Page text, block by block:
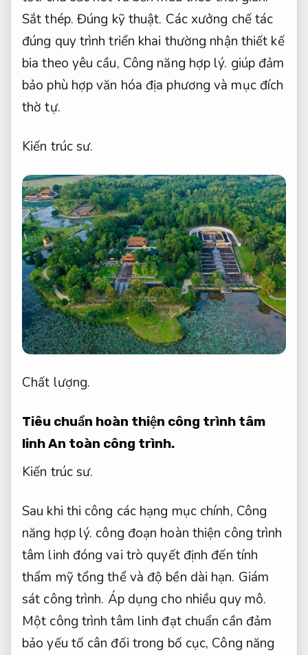
Sắt thép. Đúng kỹ thuật. Các xưởng chế tác
đúng quy trình triển khai thường nhận thiết kế
bia theo yêu cầu, Công năng hợp lý. giúp đảm
bảo phù hợp văn hóa địa phương và mục đích
thờ tự.
Kiến trúc sư.
Chất lượng.
Tiêu chuẩn hoàn thiện công trình tâm
linhAn toàn công trình.
Kiến trúc sư.
Sau khi thi công các hạng mục chính, Công
năng hợp lý. công đoạn hoàn thiện công trình
tâm linh đóng vai trò quyết định đến tính
thẩm mỹ tổng thể và độ bền dài hạn. Giám
sát công trình. Áp dụng cho nhiều quy mô.
Một công trình tâm linh đạt chuẩn cần đảm
bảo yếu tố cân đối trong bố cục, Công năng